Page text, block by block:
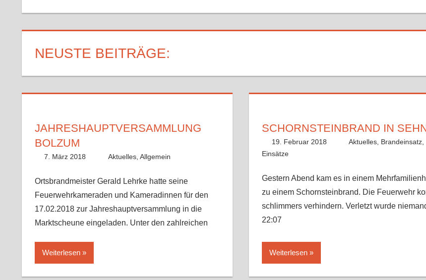
NEUSTE BEITRÄGE:
JAHRESHAUPTVERSAMMLUNG
BOLZUM
7. März 2018 Fabian
Aktuelles, Allgemein
Ortsbrandmeister Gerald Lehrke hatte seine
Feuerwehrkameraden und Kameradinnen für den
17.02.2018 zur Jahreshauptversammlung in die
Marktscheune eingeladen. Unter den zahlreichen
Weiterlesen
SCHORNSTEINBRAND IN
19. Februar 2018 Fabian
Aktuelles Brandeinsatz
Einsätze
Gestern Abend kam es in einem
zu einem Schornsteinbrand. Die Feuerwehr
schlimmers verhindern. Verletzt wurde
22:07
Weiterlesen